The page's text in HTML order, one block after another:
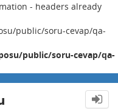
- headers already
public/soru-cevap/qa-
public/soru-cevap/qa-